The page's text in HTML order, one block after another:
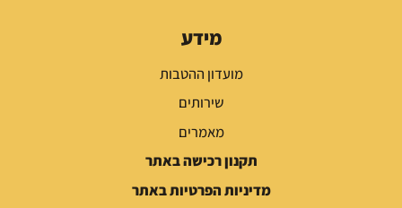
מידע
מועדון ההטבות
שירותים
מאמרים
תקנון רכישה באתר
מדיניות הפרטיות באתר